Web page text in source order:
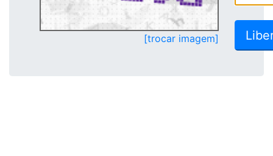
[trocar imagem]